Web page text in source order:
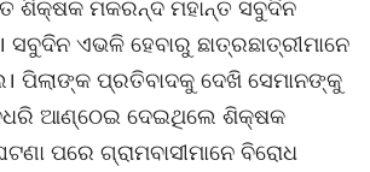
ଶିକ୍ଷକ ମକରନ୍ଦ ମହାନ୍ତ ସବୁଦିନ
ଏଭଳି ହେବାରୁ ଛାତ୍ରଛାତ୍ରୀମାନେ
ପିଲାଙ୍କ ପ୍ରତିବାଦକୁ ଦେଖି ସେମାନଙ୍କୁ
ଆଣ୍ଠେଇ ଦେଇଥିଲେ ଶିକ୍ଷକ
ପରେ ଗ୍ରାମବାସୀମାନେ ବିରୋଧ